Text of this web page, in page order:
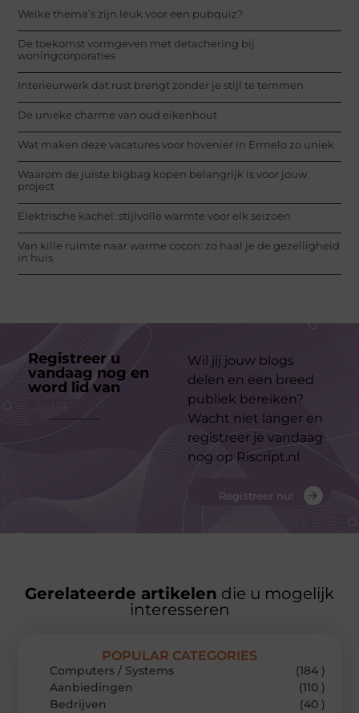
Welke thema’s zijn leuk voor een pubquiz?
De toekomst vormgeven met detachering bij
woningcorporaties
Interieurwerk dat rust brengt zonder je stijl te temmen
De unieke charme van oud eikenhout
Wat maken deze vacatures voor hovenier in Ermelo zo uniek
Waarom de juiste bigbag kopen belangrijk is voor jouw
project
Elektrische kachel: stijlvolle warmte voor elk seizoen
Van kille ruimte naar warme cocon: zo haal je de gezelligheid
in huis
Registreer u
vandaag nog en
word lid van
Wil jij jouw blogs
delen en een breed
publiek bereiken?
Wacht niet langer en
registreer je vandaag
nog op Riscript.nl
Registreer nu!
Gerelateerde artikelen die u mogelijk
interesseren
POPULAR CATEGORIES
Computers / Systems
(184 )
Aanbiedingen
(110 )
Bedrijven
(40 )